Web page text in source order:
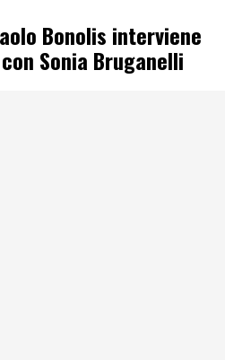
Bonolis interviene
Sonia Bruganelli